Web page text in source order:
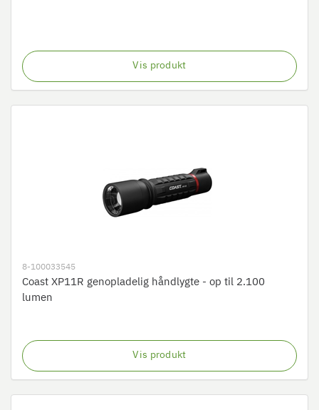
Vis produkt
8-100033545
Coast XP11R genopladelig håndlygte - op til 2.100
lumen
Vis produkt